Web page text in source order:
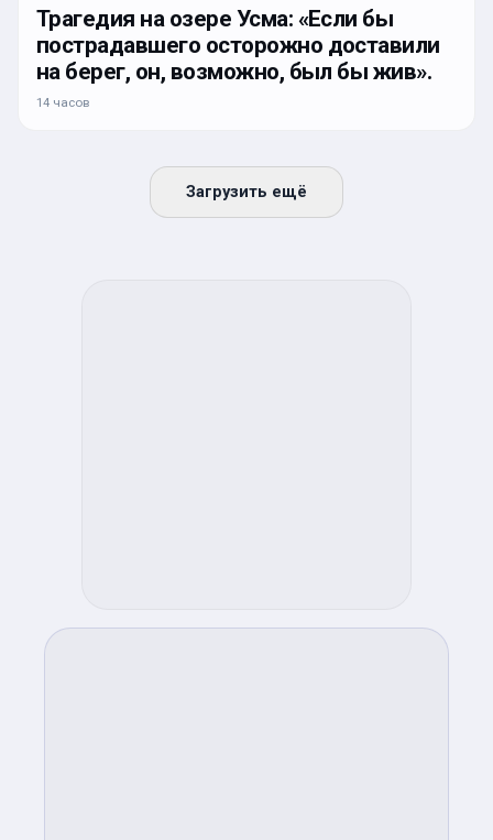
Трагедия на озере Усма: «Если бы
пострадавшего осторожно доставили
на берег, он, возможно, был бы жив».
14 часов
Загрузить ещё